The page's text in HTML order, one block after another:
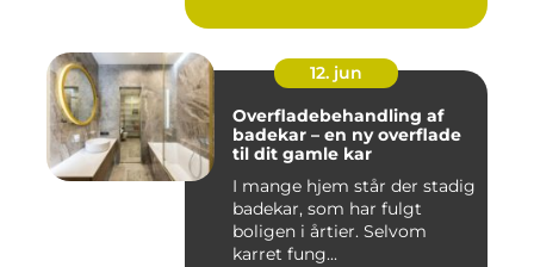
12. jun
Overfladebehandling af
badekar – en ny overflade
til dit gamle kar
I mange hjem står der stadig
badekar, som har fulgt
boligen i årtier. Selvom
karret fung...